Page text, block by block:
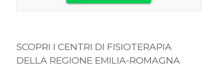
SCOPRI I CENTRI DI FISIOTERAPIA
DELLA REGIONE EMILIA-ROMAGNA